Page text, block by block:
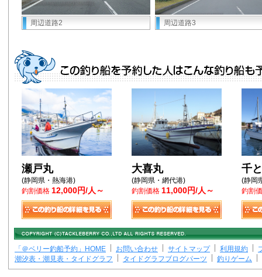
周辺道路2 周辺道路3
瀬戸丸
(静岡県・熱海港)
釣割価格 12,000円/人～
大喜丸
(静岡県・網代港)
釣割価格 11,000円/人～
千
(静岡
釣割
「＠ベリー釣船予約」HOME お問い合わせ サイトマップ 利用規約
潮汐表・潮見表・タイドグラフ
タイドグラフブログパーツ 釣りゲーム